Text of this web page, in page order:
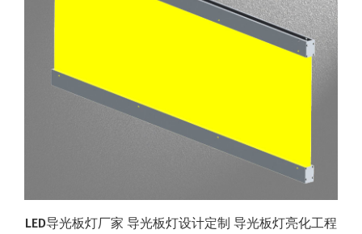
LED导光板灯厂家 导光板灯设计定制 导光板灯亮化工程